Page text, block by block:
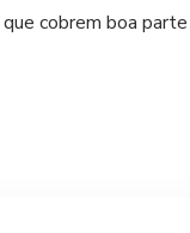
cobrem boa
de explorar